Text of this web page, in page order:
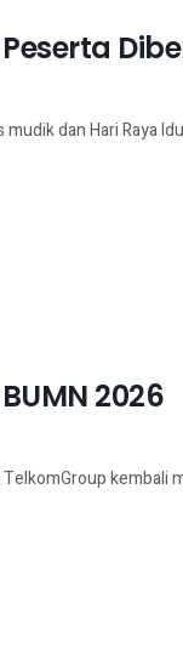
dan Hari Raya
2026
kembali